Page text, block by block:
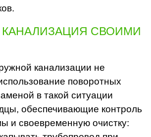
СВОИМИ
канализации не
поворотных
в такой ситуации
обеспечивающие контроль
и своевременную очистку: